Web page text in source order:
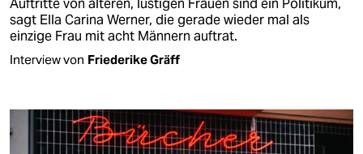
Auftritte von älteren, lustigen Frauen sind ein Politikum,
sagt Ella Carina Werner, die gerade wieder mal als
einzige Frau mit acht Männern auftrat.
Interview von Friederike Gräff